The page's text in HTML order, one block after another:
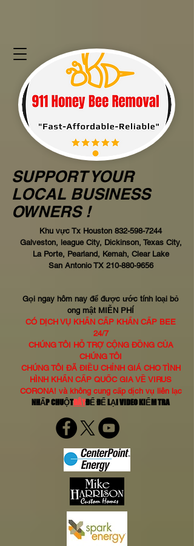
Khu vực Tx Houston 832-598-7244
Galveston, league City, Dickinson, Texas City,
La Porte, Pearland, Kemah, Clear Lake
San Antonio TX 210-880-9656
Gọi ngay hôm nay để được ước tính loại bỏ
ong mật MIỄN PHÍ
CÓ DỊCH VỤ KHẨN CẤP KHẨN CẤP BEE
24/7
CHÚNG TÔI HỖ TRỢ CỘNG ĐỒNG CỦA
CHÚNG TÔI
CHÚNG TÔI ĐÃ ĐIỀU CHỈNH GIÁ CHO TÌNH
HÌNH KHẨN CẤP QUỐC GIA VỀ VIRUS
CORONA! và không cung cấp dịch vụ liên lạc
NHẤP CHUỘTĐÂYĐỂ ĐỂ LẠI VIDEO KIỂM TRA
SUPPORT YOUR
LOCAL BUSINESS
OWNERS !